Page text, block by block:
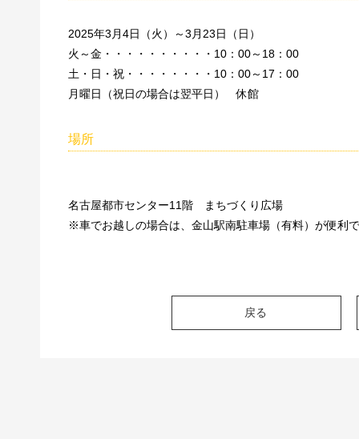
2025年3月4日（火）～3月23日（日）
火～金・・・・・・・・・・10：00～18：00
土・日・祝・・・・・・・・10：00～17：00
月曜日（祝日の場合は翌平日） 休館
場所
名古屋都市センター11階 まちづくり広場
※車でお越しの場合は、金山駅南駐車場（有料）が便利
戻る